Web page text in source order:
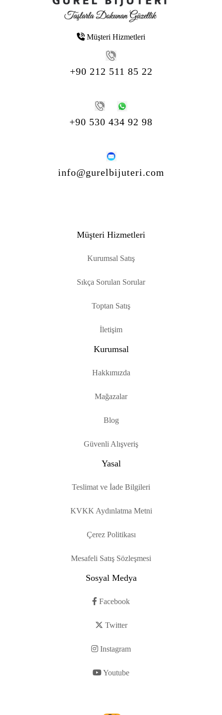
Müşteri Hizmetleri
+90 212 511 85 22
+90 530 434 92 98
info@gurelbijuteri.com
Müşteri Hizmetleri
Kurumsal Satış
Sıkça Sorulan Sorular
Toptan Satış
İletişim
Kurumsal
Hakkımızda
Mağazalar
Blog
Güvenli Alışveriş
Yasal
Teslimat ve İade Bilgileri
KVKK Aydınlatma Metni
Çerez Politikası
Mesafeli Satış Sözleşmesi
Sosyal Medya
Facebook
Twitter
Instagram
Youtube